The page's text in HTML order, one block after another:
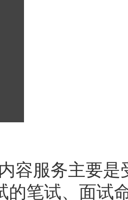
容服务主要
的笔试、面试